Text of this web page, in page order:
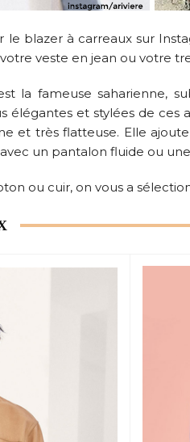
le blazer à carreaux sur
veste en jean ou votre
la fameuse saharienne,
élégantes et stylées de ces
et très flatteuse. Elle
un pantalon fluide ou
ou cuir, on vous a